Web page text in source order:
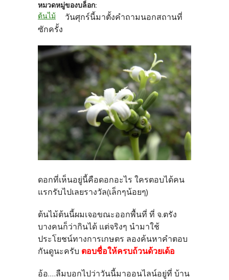
หมวดหมู่ของบล็อก:
ต้นไม้
วันศุกร์นี้มาตั้งคำถามนอกสถานที่
ซักครั้ง
ดอกที่เห็นอยู่นี้คือดอกอะไร ใครตอบได้คน
แรกรับไปเลยรางวัล(เล็กๆน้อยๆ)
ต้นไม้ต้นนี้ผมเจอขณะออกพื้นที่ ที่ จ.ตรัง
บางคนก็ว่ากินได้ แต่จริงๆ นำมาใช้
ประโยชน์ทางการเกษตร ลองค้นหาคำตอบ
กันดูนะครับ ตอบชื่อให้ครบถ้วนด้วยเด้อ
อ้อ....ลืมบอกไปว่าวันนี้มาออนไลน์อยู่ที่ บ้าน